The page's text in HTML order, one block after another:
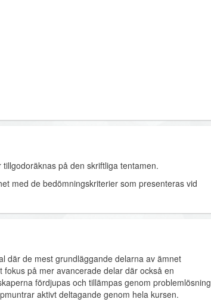
på den skriftliga tentamen.
med de bedömningskriterier som presenteras vid
där de mest grundläggande delarna av ämnet
på mer avancerade delar där också en
fördjupas och tillämpas genom problemlösning
aktivt deltagande genom hela kursen.